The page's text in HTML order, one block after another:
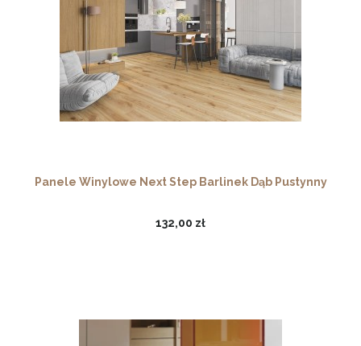
Panele Winylowe Next Step Barlinek Dąb Pustynny
132,00 zł